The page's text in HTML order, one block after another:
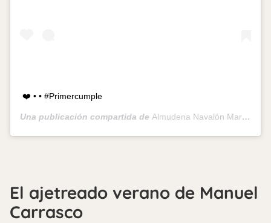
❤️ • • #Primercumple
Una publicación compartida de Almudena Navalón Martín
El ajetreado verano de Manuel
Carrasco